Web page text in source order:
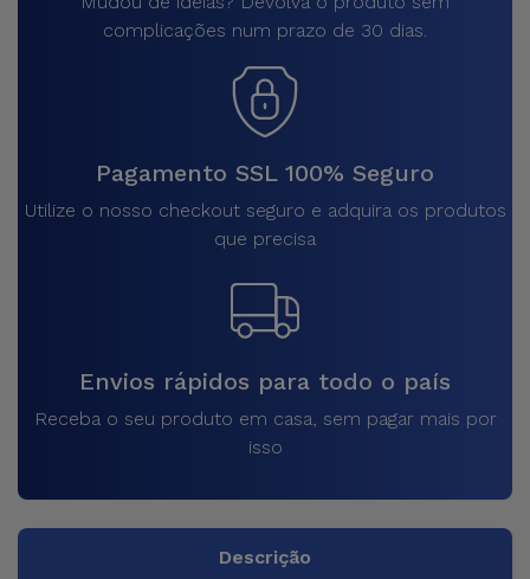
complicações num prazo de 30 dias.
Pagamento SSL 100% Seguro
Utilize o nosso checkout seguro e adquira os produtos
que precisa
Envios rápidos para todo o país
Receba o seu produto em casa, sem pagar mais por
isso
Descrição